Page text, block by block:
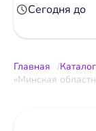
Сегодня до
Главная Каталог
«Минская